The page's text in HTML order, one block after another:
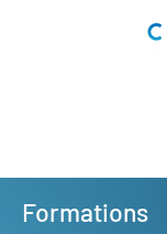
Formations